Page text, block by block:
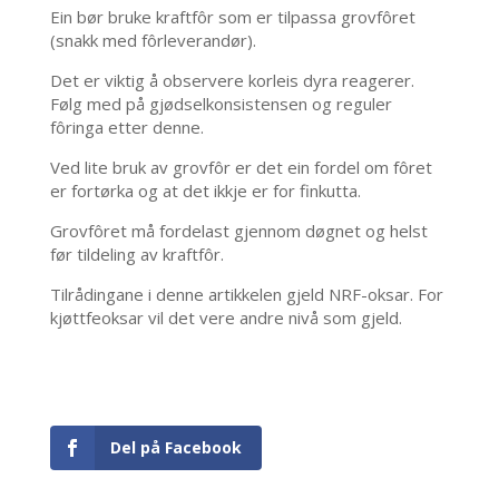
Ein bør bruke kraftfôr som er tilpassa grovfôret
(snakk med fôrleverandør).
Det er viktig å observere korleis dyra reagerer.
Følg med på gjødselkonsistensen og reguler
fôringa etter denne.
Ved lite bruk av grovfôr er det ein fordel om fôret
er fortørka og at det ikkje er for finkutta.
Grovfôret må fordelast gjennom døgnet og helst
før tildeling av kraftfôr.
Tilrådingane i denne artikkelen gjeld NRF-oksar. For
kjøttfeoksar vil det vere andre nivå som gjeld.
Del på Facebook